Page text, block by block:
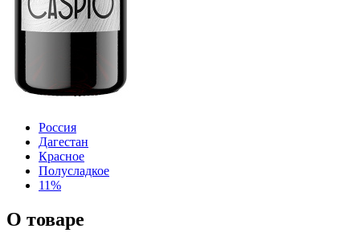
Россия
Дагестан
Красное
Полусладкое
11%
О товаре